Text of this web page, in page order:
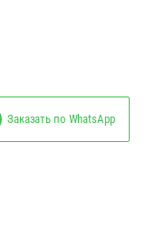
Заказать по WhatsApp